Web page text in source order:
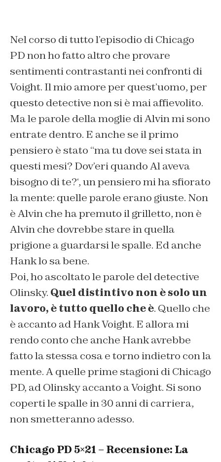
Nel corso di tutto l’episodio di Chicago
PD non ho fatto altro che provare
sentimenti contrastanti nei confronti di
Voight. Il mio amore per quest’uomo, per
questo detective non si è mai affievolito.
Ma le parole della moglie di Alvin mi sono
entrate dentro. E anche se il primo
pensiero è stato “ma tu dove sei stata in
questi mesi? Dov’eri quando Al aveva
bisogno di te?‘, un pensiero mi ha sfiorato
la mente: quelle parole erano giuste. Non
è Alvin che ha premuto il grilletto, non è
Alvin che dovrebbe stare in quella
prigione a guardarsi le spalle. Ed anche
Hank lo sa bene.
Poi, ho ascoltato le parole del detective
Olinsky. Quel distintivo non è solo un
lavoro, è tutto quello che è. Quello che
è accanto ad Hank Voight. E allora mi
rendo conto che anche Hank avrebbe
fatto la stessa cosa e torno indietro con la
mente. A quelle prime stagioni di Chicago
PD, ad Olinsky accanto a Voight. Si sono
coperti le spalle in 30 anni di carriera,
non smetteranno adesso.
Chicago PD 5×21 – Recensione: La